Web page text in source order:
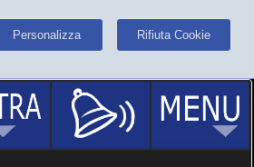
Personalizza Rifiuta Cookie